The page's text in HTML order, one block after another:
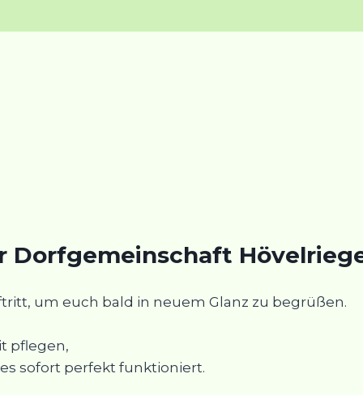
um euch bald in neuem Glanz zu begrüßen.
pflegen,
sofort perfekt funktioniert.